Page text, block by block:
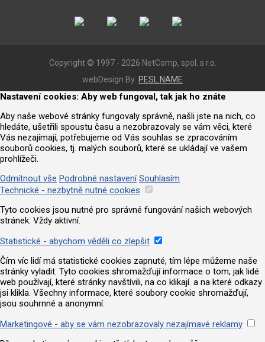
Copyright © 1997 - 2026 NetComp, spol. s r.o.
webDesign By: PESL.NAME
Nastavení cookies: Aby web fungoval, tak jak ho znáte
Aby naše webové stránky fungovaly správně, našli jste na nich, co
hledáte, ušetřili spoustu času a nezobrazovaly se vám věci, které
Vás nezajímají, potřebujeme od Vás souhlas se zpracováním
souborů cookies, tj. malých souborů, které se ukládají ve vašem
prohlížeči.
Odmítnout vše Podrobné nastavení Souhlasím
Technické - nezbytně nutné cookies
Tyto cookies jsou nutné pro správné fungování našich webových
stránek. Vždy aktivní.
Statistické - abychom věděli co zlepšit
Čím víc lidí má statistické cookies zapnuté, tím lépe můžeme naše
stránky vyladit. Tyto cookies shromažďují informace o tom, jak lidé
web používají, které stránky navštívili, na co klikají. a na které odkazy
jsi klikla. Všechny informace, které soubory cookie shromažďují,
jsou souhrnné a anonymní.
Marketingové - aby se vám nezobrazovaly nezajímavé reklamy